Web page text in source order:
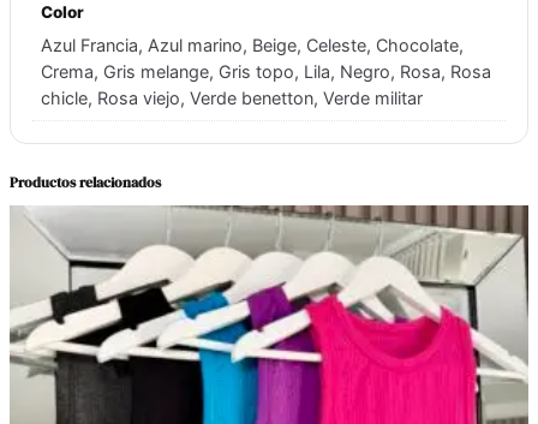
n
i
Color
Azul Francia, Azul marino, Beige, Celeste, Chocolate,
Crema, Gris melange, Gris topo, Lila, Negro, Rosa, Rosa
chicle, Rosa viejo, Verde benetton, Verde militar
Productos relacionados